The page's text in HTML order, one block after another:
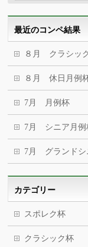
最近のコンペ結果
８月 クラシッ
８月 休日
7月 月例杯 （
7月 シニア月例
7月 グランドシ
カテゴリー
スポレク杯
クラシック杯